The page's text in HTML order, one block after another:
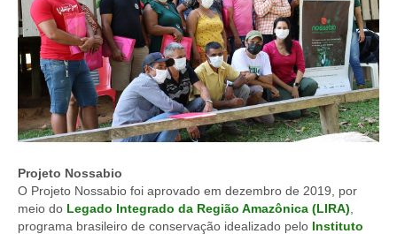
Projeto Nossabio
O Projeto Nossabio foi aprovado em dezembro de 2019, por
meio do Legado Integrado da Região Amazônica (LIRA)
programa brasileiro de conservação idealizado pelo Instituto